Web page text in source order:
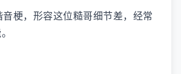
梗，形容这位糙哥细节差，经常